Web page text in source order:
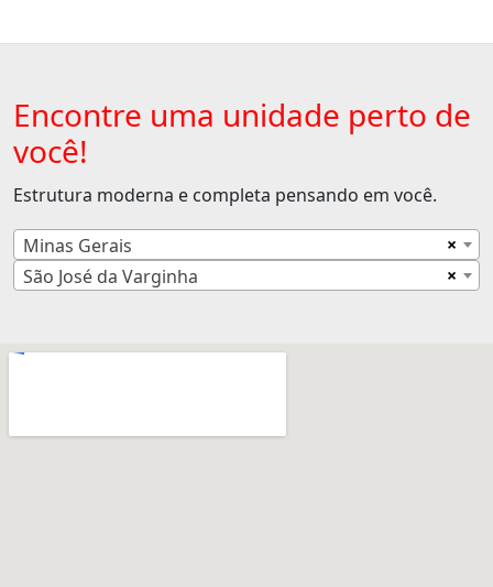
Encontre uma unidade perto de
você!
Estrutura moderna e completa pensando em você.
×
Minas Gerais
×
São José da Varginha